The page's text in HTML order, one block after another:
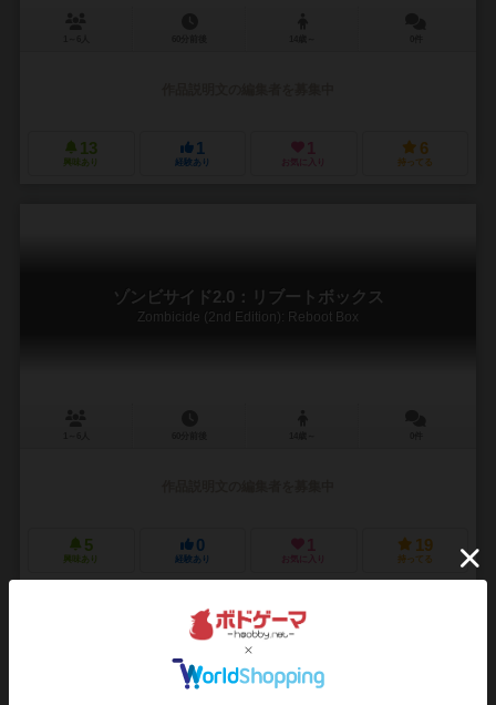
13
興味あり
1
経験あり
1
お気に入り
6
持ってる
ゾンビサイド2.0：リブートボックス
Zombicide (2nd Edition): Reboot Box
5
興味あり
0
経験あり
1
お気に入り
19
持ってる
ゾンビサイド2.0：都市伝説 アボミネー ション拡張セッ